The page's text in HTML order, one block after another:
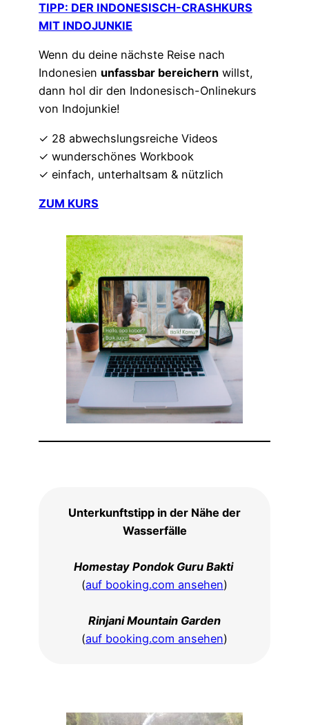
TIPP: DER INDONESISCH-CRASHKURS
MIT INDOJUNKIE
Wenn du deine nächste Reise nach
Indonesien unfassbar bereichern willst,
dann hol dir den Indonesisch-Onlinekurs
von Indojunkie!
✓ 28 abwechslungsreiche Videos
✓ wunderschönes Workbook
✓ einfach, unterhaltsam & nützlich
ZUM KURS
Unterkunftstipp in der Nähe der
Wasserfälle
Homestay Pondok Guru Bakti
(auf booking.com ansehen)
Rinjani Mountain Garden
(auf booking.com ansehen)